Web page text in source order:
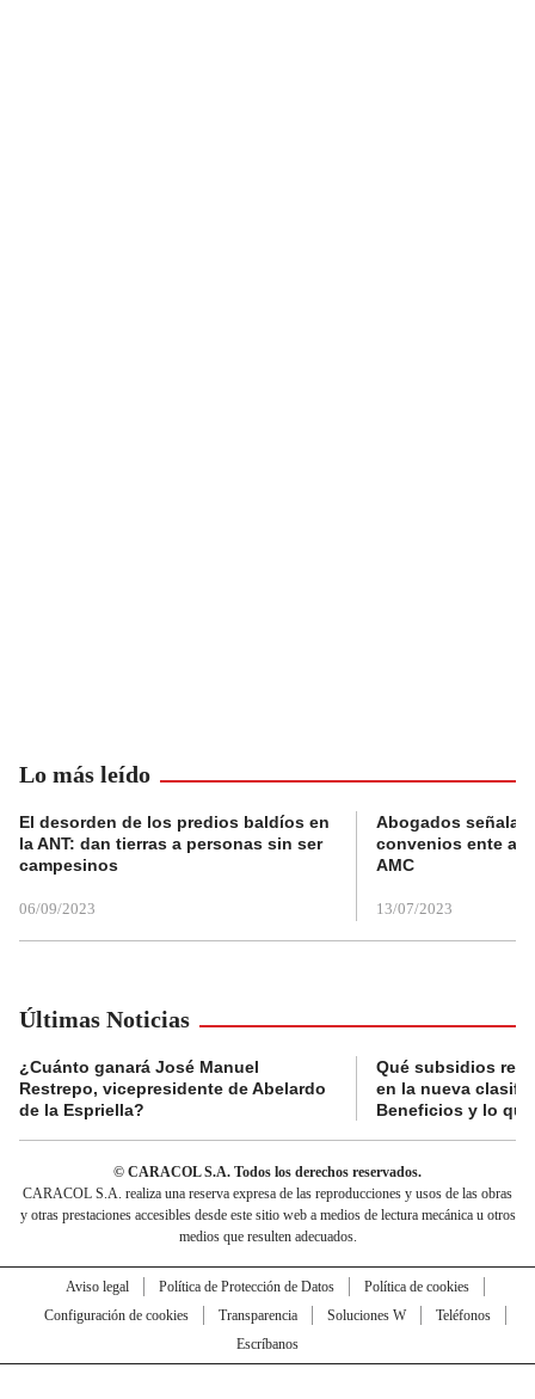
Lo más leído
El desorden de los predios baldíos en
la ANT: dan tierras a personas sin ser
campesinos
06/09/2023
Abogados
convenios ente
AMC
13/07/2023
Últimas Noticias
¿Cuánto ganará José Manuel
Restrepo, vicepresidente de Abelardo
de la Espriella?
Qué subsidios
en la nueva
Beneficios y lo
© CARACOL S.A. Todos los derechos reservados.
CARACOL S.A. realiza una reserva expresa de las reproducciones y usos de las obras
y otras prestaciones accesibles desde este sitio web a medios de lectura mecánica u otros
medios que resulten adecuados.
Aviso legal Política de Protección de Datos
Política de cookies
Configuración de cookies
Transparencia Soluciones W
Teléfonos
Escríbanos